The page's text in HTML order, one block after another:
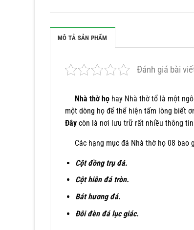
MÔ TẢ SẢN PHẨM
Đánh giá bài
Nhà thờ họ hay Nhà thờ tổ là một
một dòng họ để thể hiện tấm lòng biết
Đây còn là nơi lưu trữ rất nhiều thông
Các hạng mục đá Nhà thờ họ 08 bao
Cột đồng trụ đá.
Cột hiên đá tròn.
Bát hương đá.
Đôi đèn đá lục giác.